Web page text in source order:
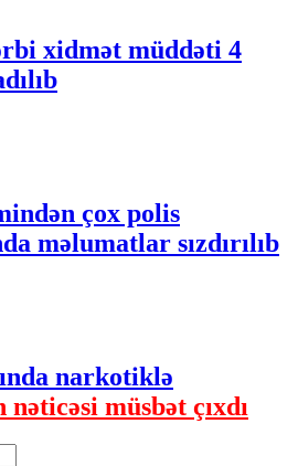
xidmət müddəti 4
çox polis
məlumatlar sızdırılıb
narkotiklə
nəticəsi müsbət çıxdı